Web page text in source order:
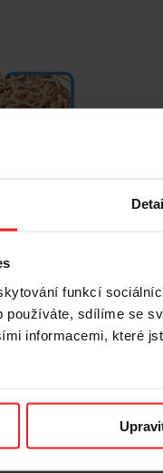
funkcí
používáte, sdílíme se
informacemi, které
s kuřecím a
pochoutka pro